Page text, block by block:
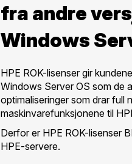
fra andre
Windows
HPE ROK-lisenser gir
Windows Server OS som de
optimaliseringer som drar full
maskinvarefunksjonene til
Derfor er HPE ROK-lisenser
HPE-servere.